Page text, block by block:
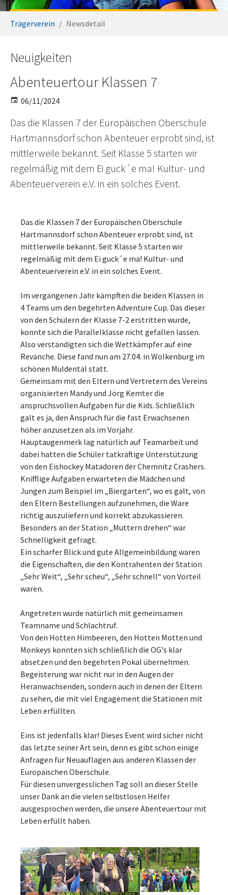
Trägerverein Newsdetail
Neuigkeiten
Abenteuertour Klassen 7
06/11/2024
Das die Klassen 7 der Europäischen Oberschule
Hartmannsdorf schon Abenteuer erprobt sind, ist
mittlerweile bekannt. Seit Klasse 5 starten wir
regelmäßig mit dem Ei guck´e ma! Kultur- und
Abenteuerverein e.V. in ein solches Event.
Das die Klassen 7 der Europäischen Oberschule
Hartmannsdorf schon Abenteuer erprobt sind, ist
mittlerweile bekannt. Seit Klasse 5 starten wir
regelmäßig mit dem Ei guck´e ma! Kultur- und
Abenteuerverein e.V. in ein solches Event.
Im vergangenen Jahr kämpften die beiden Klassen in
4 Teams um den begehrten Adventure Cup. Das dieser
von den Schülern der Klasse 7-2 erstritten wurde,
konnte sich die Parallelklasse nicht gefallen lassen.
Also verständigten sich die Wettkämpfer auf eine
Revanche. Diese fand nun am 27.04. in Wolkenburg im
schönen Muldental statt.
Gemeinsam mit den Eltern und Vertretern des Vereins
organisierten Mandy und Jörg Kemter die
anspruchsvollen Aufgaben für die Kids. Schließlich
galt es ja, den Anspruch für die fast Erwachsenen
höher anzusetzen als im Vorjahr.
Hauptaugenmerk lag natürlich auf Teamarbeit und
dabei hatten die Schüler tatkräftige Unterstützung
von den Eishockey Matadoren der Chemnitz Crashers.
Knifflige Aufgaben erwarteten die Mädchen und
Jungen zum Beispiel im „Biergarten“, wo es galt, von
den Eltern Bestellungen aufzunehmen, die Ware
richtig auszuliefern und korrekt abzukassieren.
Besonders an der Station „Muttern drehen“ war
Schnelligkeit gefragt.
Ein scharfer Blick und gute Allgemeinbildung waren
die Eigenschaften, die den Kontrahenten der Station
„Sehr Weit“, „Sehr scheu“, „Sehr schnell“ von Vorteil
waren.
Angetreten wurde natürlich mit gemeinsamen
Teamname und Schlachtruf.
Von den Hotten Himbeeren, den Hotten Motten und
Monkeys konnten sich schließlich die OG's klar
absetzen und den begehrten Pokal übernehmen.
Begeisterung war nicht nur in den Augen der
Heranwachsenden, sondern auch in denen der Eltern
zu sehen, die mit viel Engagement die Stationen mit
Leben erfüllten.
Eins ist jedenfalls klar! Dieses Event wird sicher nicht
das letzte seiner Art sein, denn es gibt schon einige
Anfragen für Neuauflagen aus anderen Klassen der
Europäischen Oberschule.
Für diesen unvergesslichen Tag soll an dieser Stelle
unser Dank an die vielen selbstlosen Helfer
ausgesprochen werden, die unsere Abenteuertour mit
Leben erfüllt haben.